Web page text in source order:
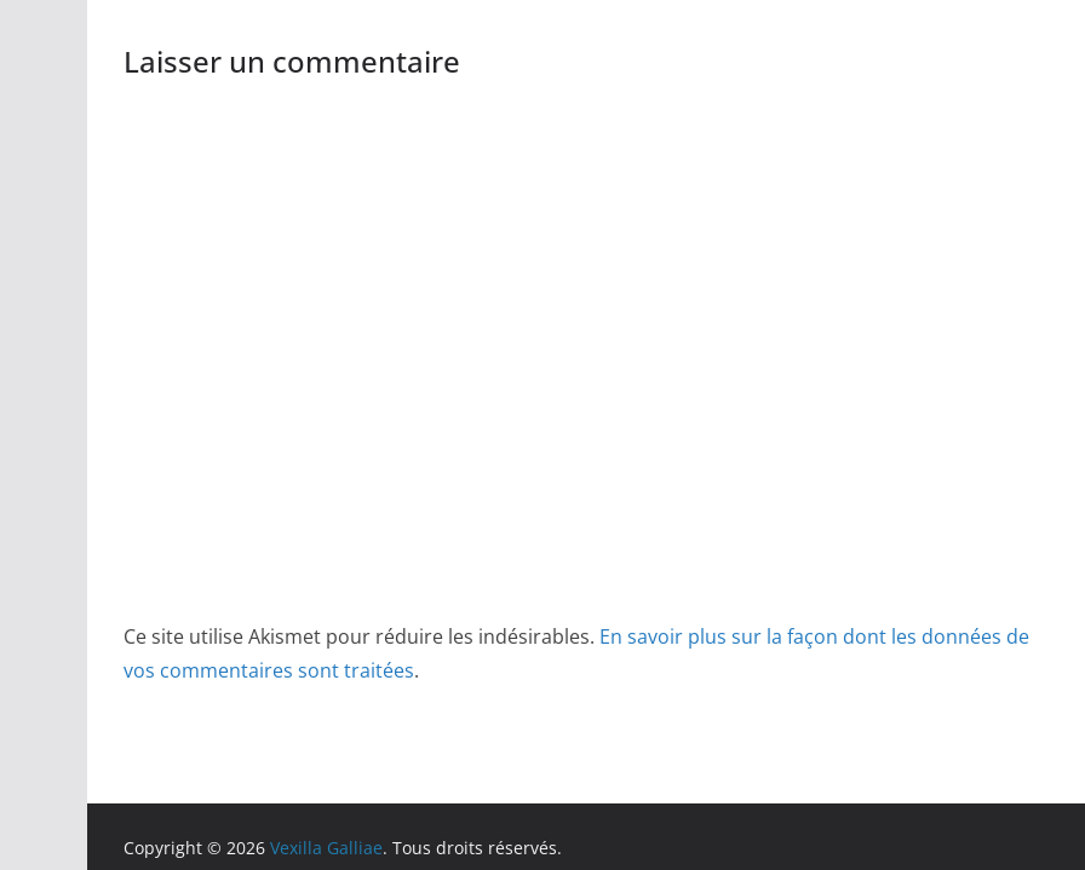
Laisser un commentaire
Ce site utilise Akismet pour réduire les indésirables. En savoir plus sur la façon dont les données de
vos commentaires sont traitées.
Copyright © 2026 Vexilla Galliae. Tous droits réservés.